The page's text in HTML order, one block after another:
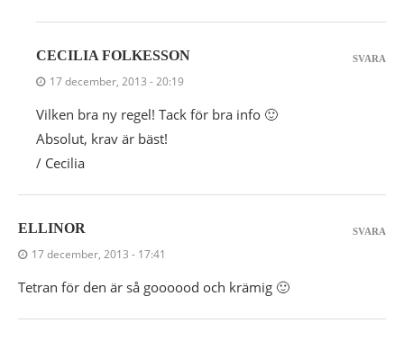
CECILIA FOLKESSON
17 december, 2013 - 20:19
Vilken bra ny regel! Tack för bra info 🙂
Absolut, krav är bäst!
/ Cecilia
SVARA
ELLINOR
17 december, 2013 - 17:41
Tetran för den är så goooood och krämig 🙂
SVARA